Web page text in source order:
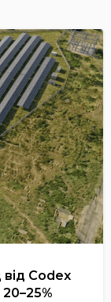
від Codex